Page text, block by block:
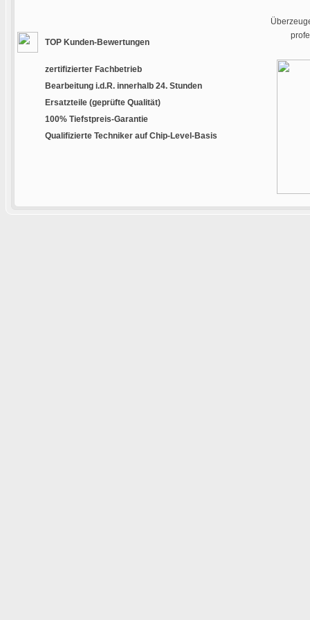
TOP Kunden-Bewertungen
zertifizierter Fachbetrieb
Bearbeitung i.d.R. innerhalb 24. Stunden
Ersatzteile (geprüfte Qualität)
100% Tiefstpreis-Garantie
Qualifizierte Techniker auf Chip-Level-Basis